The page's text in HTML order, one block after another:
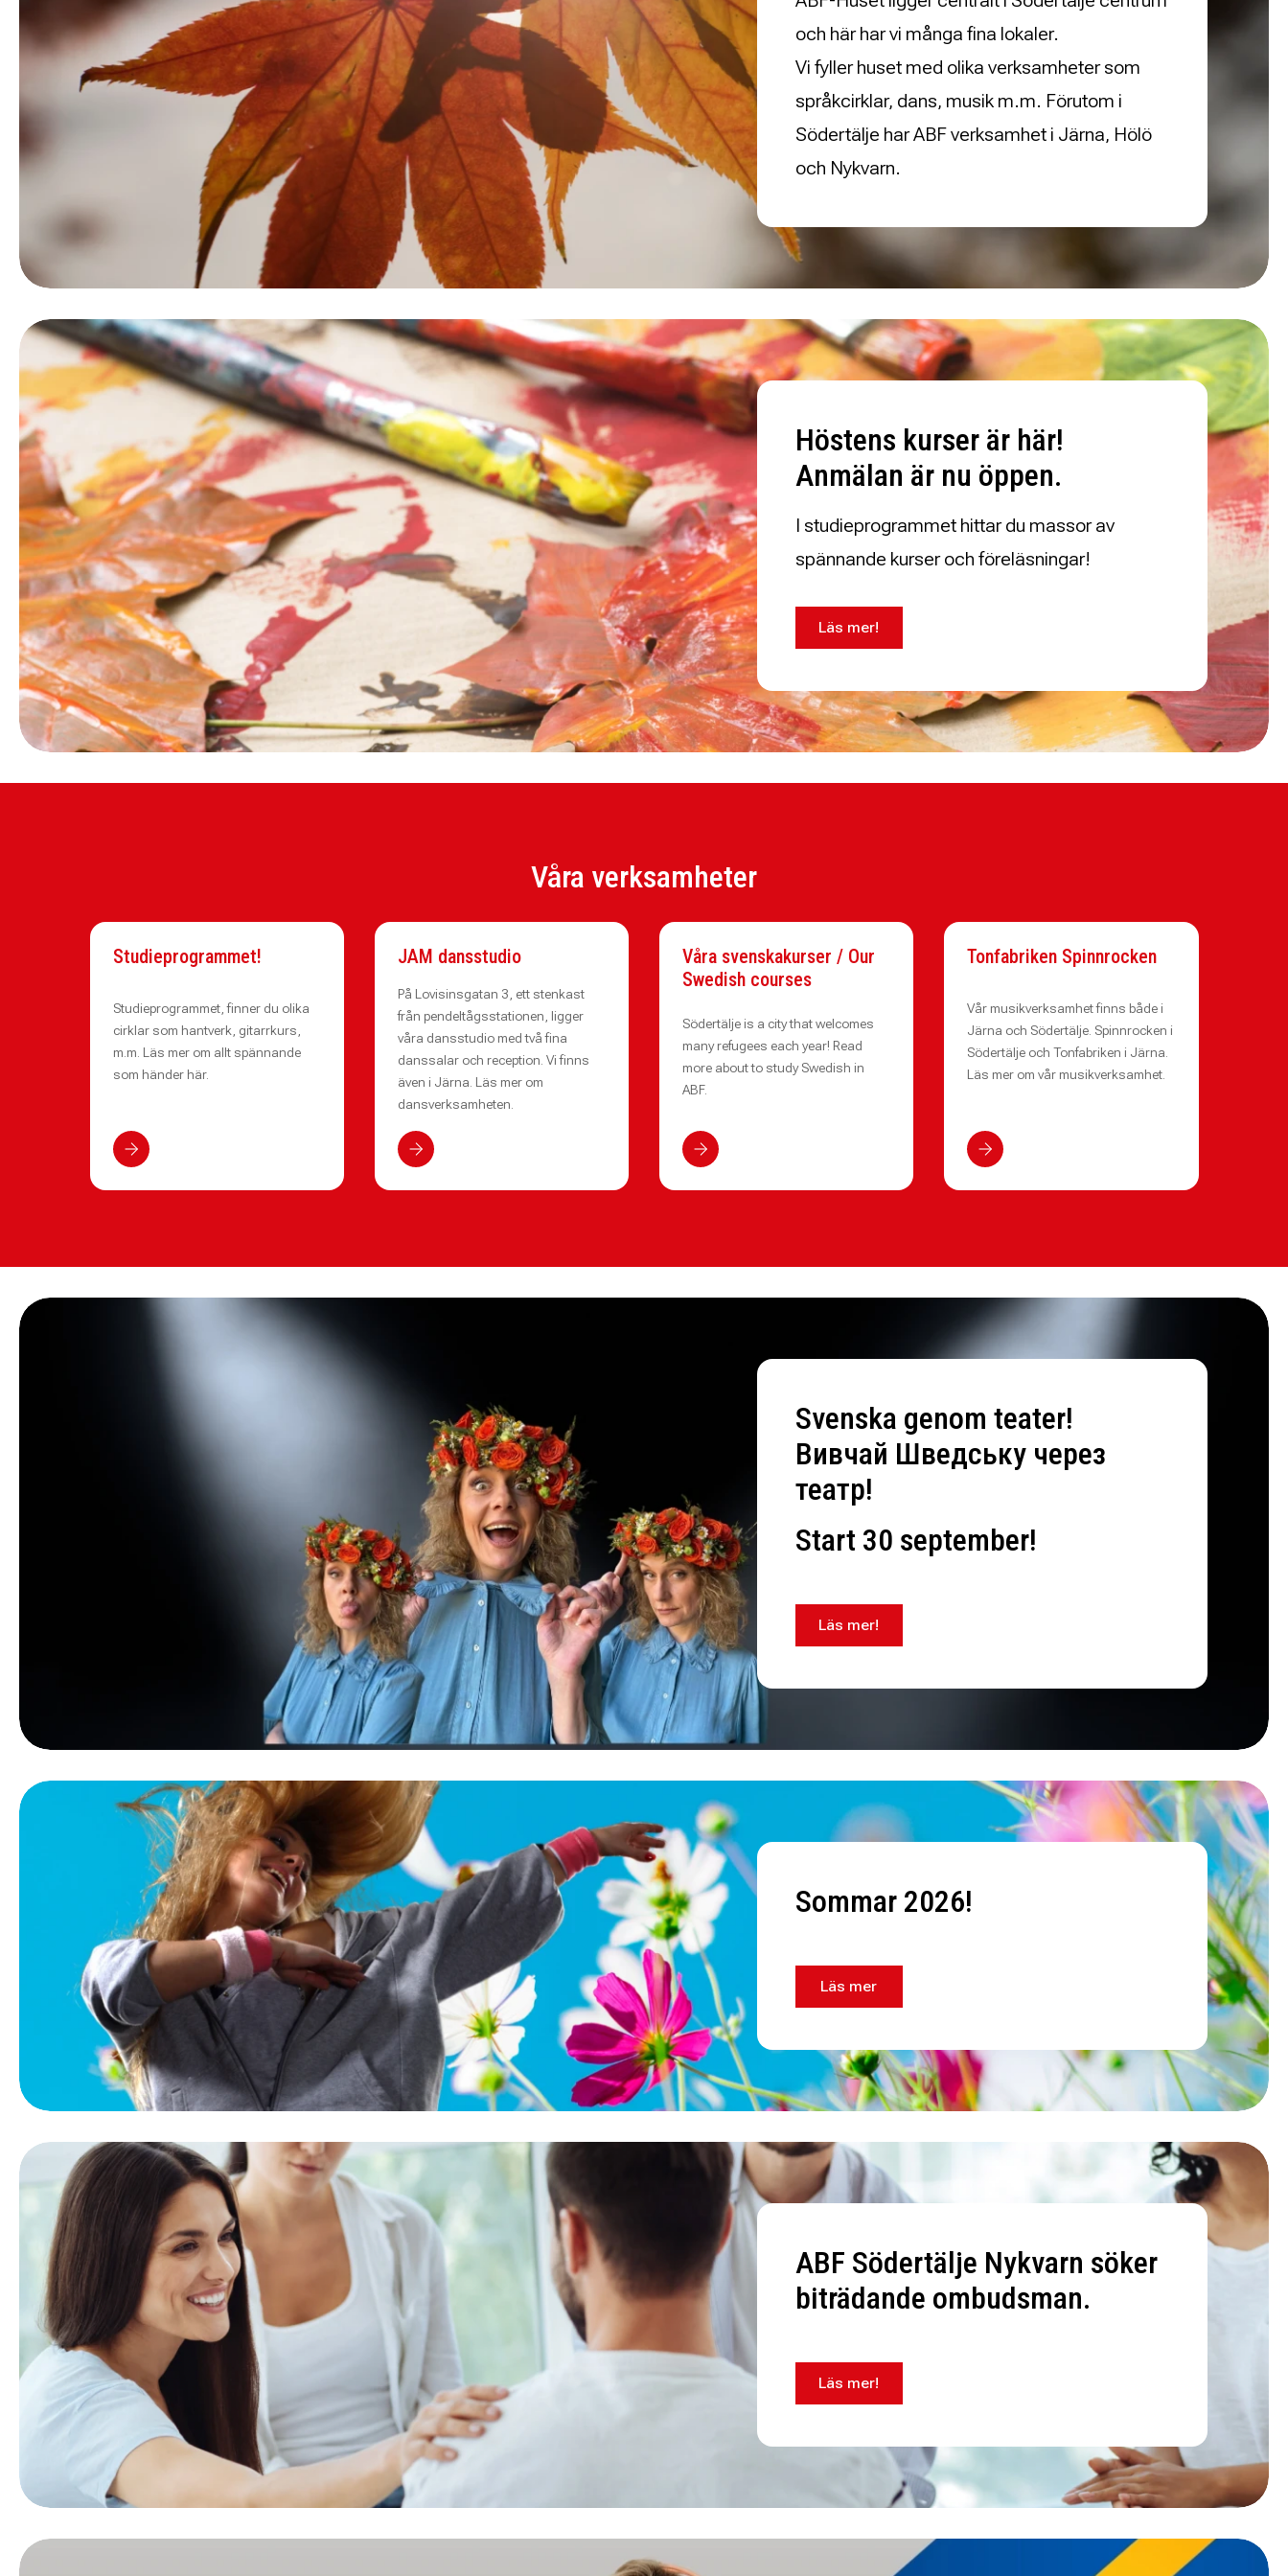
och här har vi många fina lokaler.
Vi fyller huset med olika verksamheter som
språkcirklar, dans, musik m.m. Förutom i
Södertälje har ABF verksamhet i Järna, Hölö
och Nykvarn.
Höstens kurser är här!
Anmälan är nu öppen.
I studieprogrammet hittar du massor av
spännande kurser och föreläsningar!
Läs mer!
Våra verksamheter
Studieprogrammet!
Studieprogrammet, finner du olika
cirklar som hantverk, gitarrkurs,
m.m. Läs mer om allt spännande
som händer här.
JAM dansstudio
På Lovisinsgatan 3, ett stenkast
från pendeltågsstationen, ligger
våra dansstudio med två fina
danssalar och reception. Vi finns
även i Järna. Läs mer om
dansverksamheten.
Våra svenskakurser / Our
Swedish courses
Södertälje is a city that welcomes
many refugees each year! Read
more about to study Swedish in
ABF.
Tonfabriken Spinnrocken
Vår musikverksamhet finns både i
Järna och Södertälje. Spinnrocken i
Södertälje och Tonfabriken i Järna.
Läs mer om vår musikverksamhet.
Svenska genom teater!
Вивчай Шведську через
театр!
Start 30 september!
Läs mer!
Sommar 2026!
Läs mer
ABF Södertälje Nykvarn söker
biträdande ombudsman.
Läs mer!